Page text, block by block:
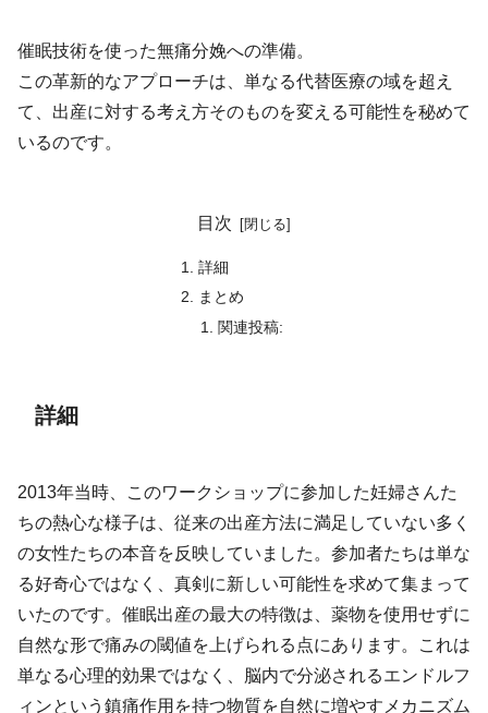
催眠技術を使った無痛分娩への準備。
この革新的なアプローチは、単なる代替医療の域を超え
て、出産に対する考え方そのものを変える可能性を秘めて
いるのです。
目次
詳細
まとめ
関連投稿:
詳細
2013年当時、このワークショップに参加した妊婦さんた
ちの熱心な様子は、従来の出産方法に満足していない多く
の女性たちの本音を反映していました。参加者たちは単な
る好奇心ではなく、真剣に新しい可能性を求めて集まって
いたのです。催眠出産の最大の特徴は、薬物を使用せずに
自然な形で痛みの閾値を上げられる点にあります。これは
単なる心理的効果ではなく、脳内で分泌されるエンドルフ
ィンという鎮痛作用を持つ物質を自然に増やすメカニズム